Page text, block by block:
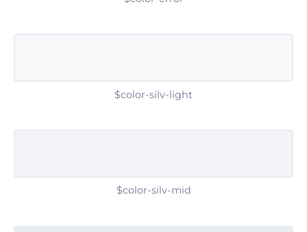
$color-silv-light
$color-silv-mid